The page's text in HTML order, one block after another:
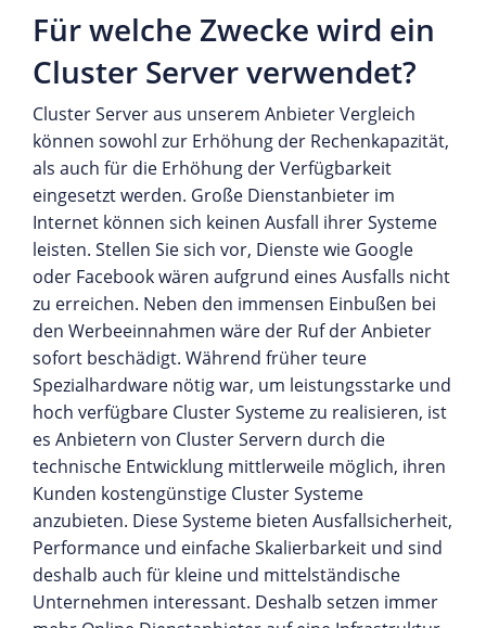
Für welche Zwecke wird ein
Cluster Server verwendet?
Cluster Server aus unserem Anbieter Vergleich
können sowohl zur Erhöhung der Rechenkapazität,
als auch für die Erhöhung der Verfügbarkeit
eingesetzt werden. Große Dienstanbieter im
Internet können sich keinen Ausfall ihrer Systeme
leisten. Stellen Sie sich vor, Dienste wie Google
oder Facebook wären aufgrund eines Ausfalls nicht
zu erreichen. Neben den immensen Einbußen bei
den Werbeeinnahmen wäre der Ruf der Anbieter
sofort beschädigt. Während früher teure
Spezialhardware nötig war, um leistungsstarke und
hoch verfügbare Cluster Systeme zu realisieren, ist
es Anbietern von Cluster Servern durch die
technische Entwicklung mittlerweile möglich, ihren
Kunden kostengünstige Cluster Systeme
anzubieten. Diese Systeme bieten Ausfallsicherheit,
Performance und einfache Skalierbarkeit und sind
deshalb auch für kleine und mittelständische
Unternehmen interessant. Deshalb setzen immer